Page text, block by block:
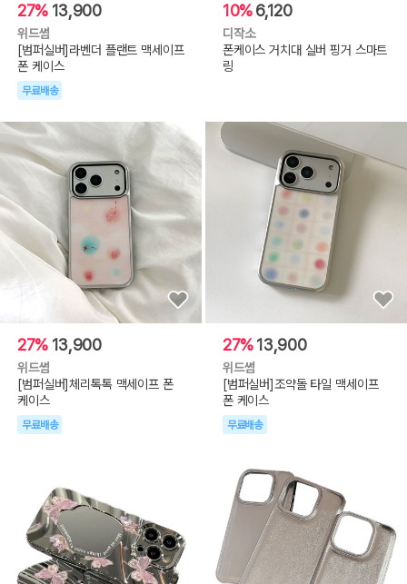
27% 13,900
위드썸
[범퍼실버]라벤더 플랜트 맥세이프
폰 케이스
무료배송
10%6,120
디작소
폰케이스 거치대 실버 핑거 스마트
링
27% 13,900
위드썸
[범퍼실버]체리톡톡 맥세이프 폰
케이스
무료배송
27%13,900
위드썸
[범퍼실버]조약돌 타일 맥세이프
폰 케이스
무료배송